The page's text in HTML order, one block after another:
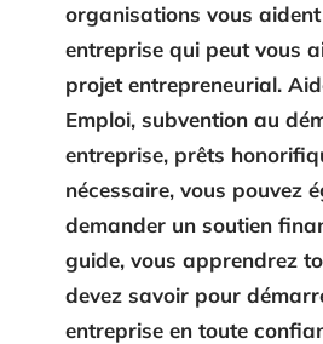
organisations vous
entreprise qui peut vous
projet entrepreneurial.
Emploi, subvention au
entreprise, prêts
nécessaire, vous pouvez
demander un soutien
guide, vous apprendrez
devez savoir pour
entreprise en toute